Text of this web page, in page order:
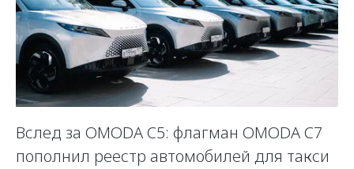
Вслед за OMODA C5: флагман OMODA C7
пополнил реестр автомобилей для такси